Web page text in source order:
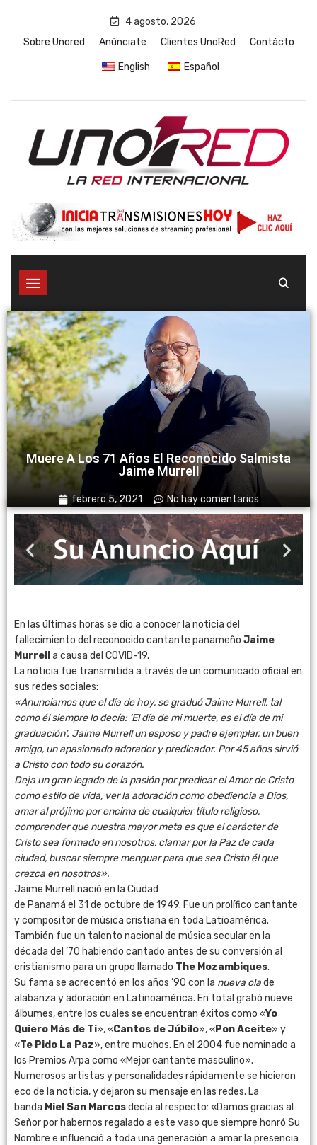
4 agosto, 2026
Sobre Unored
Anúnciate Clientes UnoRed Contácto
English Español
Muere A Los 71 Años El Reconocido Salmista
Jaime Murrell
febrero 5, 2021 No hay comentarios
En las últimas horas se dio a conocer la noticia del
fallecimiento del reconocido cantante panameño Jaime
Murrell
a causa del COVID-19.
La noticia fue transmitida a través de un comunicado oficial en
sus redes sociales:
«Anunciamos que el día de hoy, se graduó Jaime Murrell, tal
como él siempre lo decía: ‘El día de mi muerte, es el día de mi
graduación’. Jaime Murrell un esposo y padre ejemplar, un buen
amigo, un apasionado adorador y predicador. Por 45 años sirvió
a Cristo con todo su corazón.
Deja un gran legado de la pasión por predicar el Amor de Cristo
como estilo de vida, ver la adoración como obediencia a Dios,
amar al prójimo por encima de cualquier título religioso,
comprender que nuestra mayor meta es que el carácter de
Cristo sea formado en nosotros, clamar por la Paz de cada
ciudad, buscar siempre menguar para que sea Cristo él que
crezca en nosotros».
Jaime Murrell nació en la Ciudad
de Panamá el 31 de octubre de 1949. Fue un prolífico cantante
y compositor de música cristiana en toda Latioamérica.
También fue un talento nacional de música secular en la
década del ’70 habiendo cantado antes de su conversión al
cristianismo para un grupo llamado The Mozambiques.
Su fama se acrecentó en los años ’90 con la nueva olade
alabanza y adoración en Latinoamérica. En total grabó nueve
álbumes, entre los cuales se encuentran éxitos como «Yo
Quiero Más de Ti», «Cantos de Júbilo», «Pon Aceite» y
«Te Pido La Paz», entre muchos. En el 2004 fue nominado a
los Premios Arpa como «Mejor cantante masculino».
Numerosos artistas y personalidades rápidamente se hicieron
eco de la noticia, y dejaron su mensaje en las redes. La
banda Miel San Marcosdecía al respecto: «Damos gracias al
Señor por habernos regalado a este vaso que siempre honró Su
Nombre e influenció a toda una generación a amar la presencia